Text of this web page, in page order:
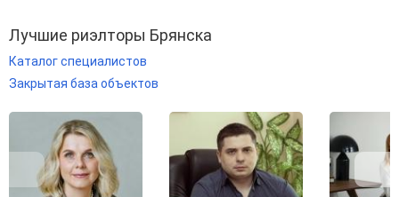
Лучшие риэлторы Брянска
Каталог специалистов
Закрытая база объектов